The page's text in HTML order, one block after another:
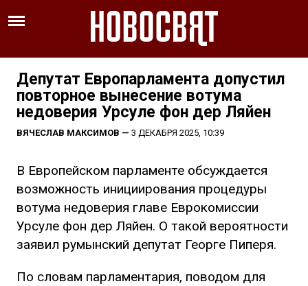
Депутат Европарламента допустил
повторное вынесение вотума
недоверия Урсуле фон дер Ляйен
ВЯЧЕСЛАВ МАКСИМОВ — 3 ДЕКАБРЯ 2025, 10:39
В Европейском парламенте обсуждается
возможность инициирования процедуры
вотума недоверия главе Еврокомиссии
Урсуле фон дер Ляйен. О такой вероятности
заявил румынский депутат Георге Пиперя.
По словам парламентария, поводом для